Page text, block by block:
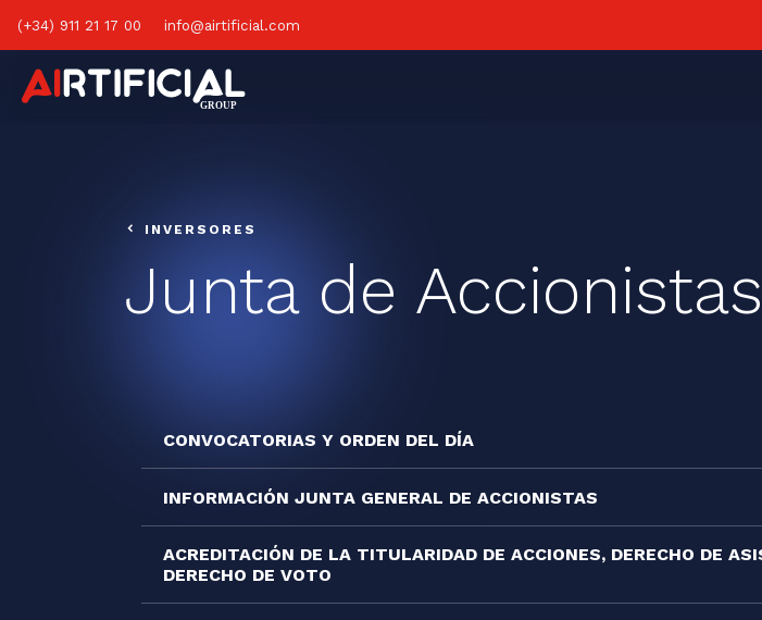
(+34) 911 21 17 00 info@airtificial.com
INVERSORES
Junta de Accionistas
CONVOCATORIAS Y ORDEN DEL DÍA
INFORMACIÓN JUNTA GENERAL DE ACCIONISTAS
ACREDITACIÓN DE LA TITULARIDAD DE ACCIONES, DERECHO DE
DERECHO DE VOTO